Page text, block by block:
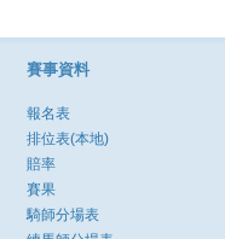
賽事資料
報名表
排位表(本地)
賠率
賽果
騎師分場表